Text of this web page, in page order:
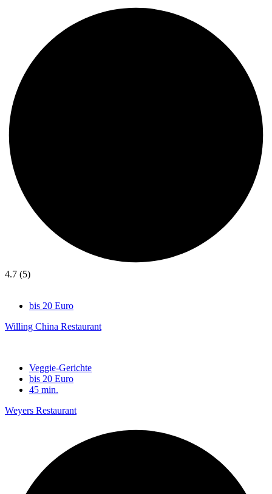
4.7 (5)
bis 20 Euro
Willing China Restaurant
Veggie-Gerichte
bis 20 Euro
45 min.
Weyers Restaurant